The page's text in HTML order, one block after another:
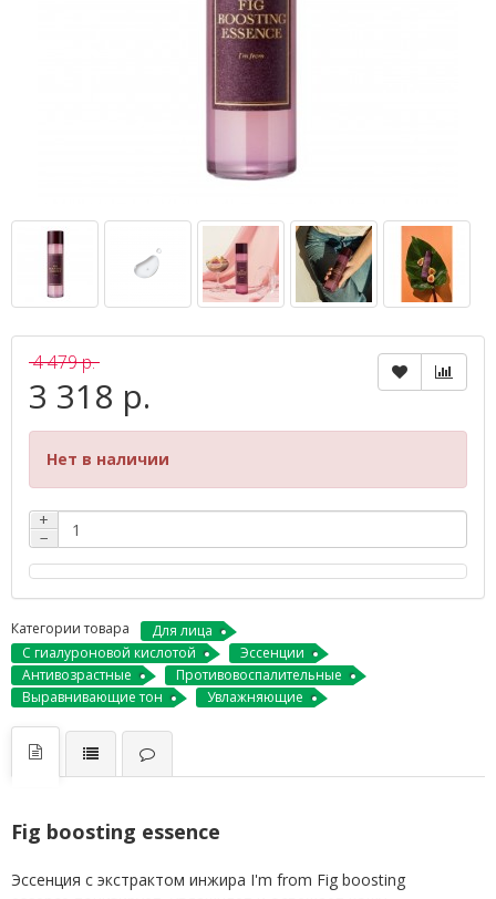
4 479 р.
3 318 р.
Нет в наличии
+
−
Категории товара
Для лица
С гиалуроновой кислотой
Эссенции
Антивозрастные
Противовоспалительные
Выравнивающие тон
Увлажняющие
Fig boosting essence
Эссенция с экстрактом инжира I'm from Fig boosting